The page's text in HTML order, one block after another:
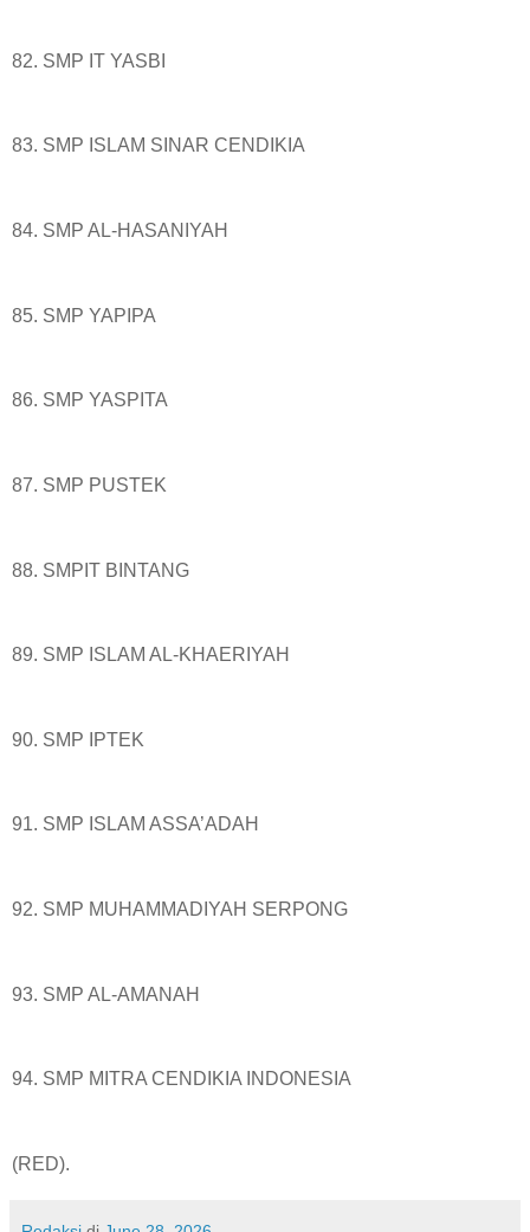
82. SMP IT YASBI
83. SMP ISLAM SINAR CENDIKIA
84. SMP AL-HASANIYAH
85. SMP YAPIPA
86. SMP YASPITA
87. SMP PUSTEK
88. SMPIT BINTANG
89. SMP ISLAM AL-KHAERIYAH
90. SMP IPTEK
91. SMP ISLAM ASSA’ADAH
92. SMP MUHAMMADIYAH SERPONG
93. SMP AL-AMANAH
94. SMP MITRA CENDIKIA INDONESIA
(RED).